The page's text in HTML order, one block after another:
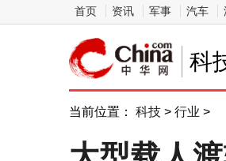
首页 资讯 军事 汽车
科
当前位置： 科技 > 行业 >